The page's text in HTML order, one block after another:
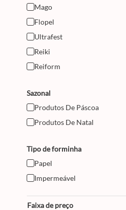
Mago
Flopel
Ultrafest
Reiki
Reiform
Sazonal
Produtos De Páscoa
Produtos De Natal
Tipo de forminha
Papel
Impermeável
Faixa de preço